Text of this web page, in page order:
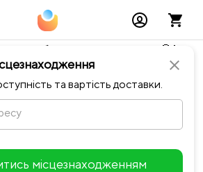
close
та вартість доставки.
місцезнаходженням
перебої із онлайн оплатами🥺🔧
ROOM